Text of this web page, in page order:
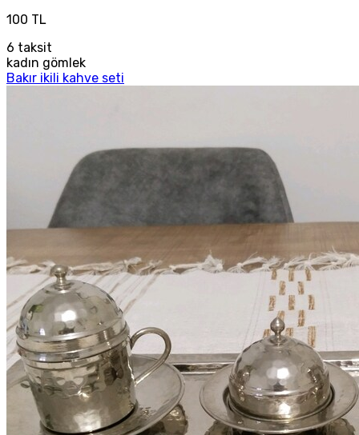
100 TL
6 taksit
kadın gömlek
Bakır ikili kahve seti